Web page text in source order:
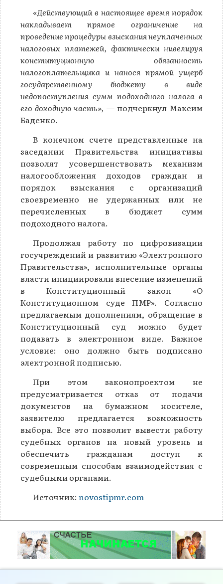
«Действующий в настоящее время порядок
накладывает прямое ограничение на
проведение процедуры взыскания неуплаченных
налоговых платежей, фактически нивелируя
конституционную обязанность
налогоплательщика и нанося прямой ущерб
государственному бюджету в виде
недопоступления сумм подоходного налога в
его доходную часть», — подчеркнул Максим
Баденко.
В конечном счете представленные на
заседании Правительства инициативы
позволят усовершенствовать механизм
налогообложения доходов граждан и
порядок взыскания с организаций
своевременно не удержанных или не
перечисленных в бюджет сумм
подоходного налога.
Продолжая работу по цифровизации
госучреждений и развитию «Электронного
Правительства», исполнительные органы
власти инициировали внесение изменений
в Конституционный закон «О
Конституционном суде ПМР». Согласно
предлагаемым дополнениям, обращение в
Конституционный суд можно будет
подавать в электронном виде. Важное
условие: оно должно быть подписано
электронной подписью.
При этом законопроектом не
предусматривается отказ от подачи
документов на бумажном носителе,
заявителю предлагается возможность
выбора. Все это позволит вывести работу
судебных органов на новый уровень и
обеспечить гражданам доступ к
современным способам взаимодействия с
судебными органами.
Источник: novostipmr.com